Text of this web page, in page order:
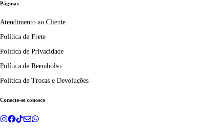
Páginas
Atendimento ao Cliente
Política de Frete
Política de Privacidade
Política de Reembolso
Política de Trocas e Devoluções
Conecte-se conosco